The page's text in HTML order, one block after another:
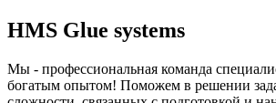
HMS Glue systems
Мы - профессиональная команда
богатым опытом! Поможем в решении